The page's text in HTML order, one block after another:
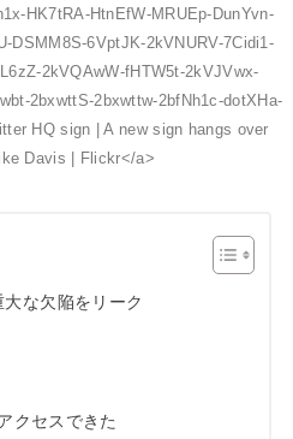
HK7tRA-HtnEfW-MRUEp-DunYvn-
DSMM8S-6VptJK-2kVNURV-7Cidi1-
2kVQAwW-fHTW5t-2kVJVwx-
2bxwttS-2bxwttw-2bfNh1c-dotXHa-
HQ sign | A new sign hangs over
Davis | Flickr</a>
な欠陥をリーク
クセスできた